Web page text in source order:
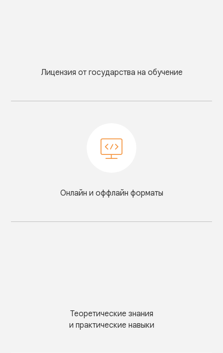
Лицензия от государства на обучение
Онлайн и оффлайн форматы
Теоретические знания
и практические навыки